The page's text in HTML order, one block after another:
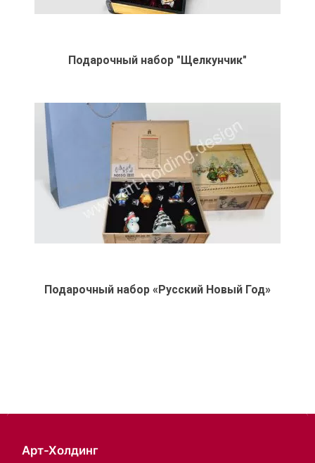
Подарочный набор "Щелкунчик"
Подарочный набор «Русский Новый Год»
Арт-Холдинг